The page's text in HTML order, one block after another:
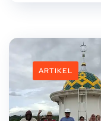
ARTIKEL